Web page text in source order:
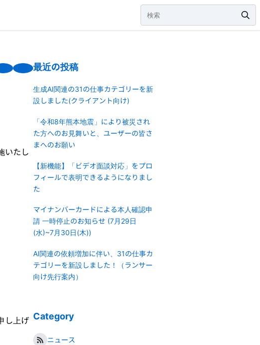
いたし
し上げ
最近の投稿
生成AI関連の31の仕事カテゴリーを新
設しました(クライアント向け)
「令和8年熊本地震」により被災され
た方へのお見舞いと、ユーザーの皆さ
まへのお願い
【新機能】「ビデオ面談対応」をプロ
フィールで表明できるようになりまし
た
マイナンバーカードによる本人確認申
請 一時停止のお知らせ (7月29日
(水)~7月30日(木))
AI関連の依頼増加に伴い、31の仕事カ
テゴリーを新設しました！（ランサー
向け先行案内）
Category
ニュース